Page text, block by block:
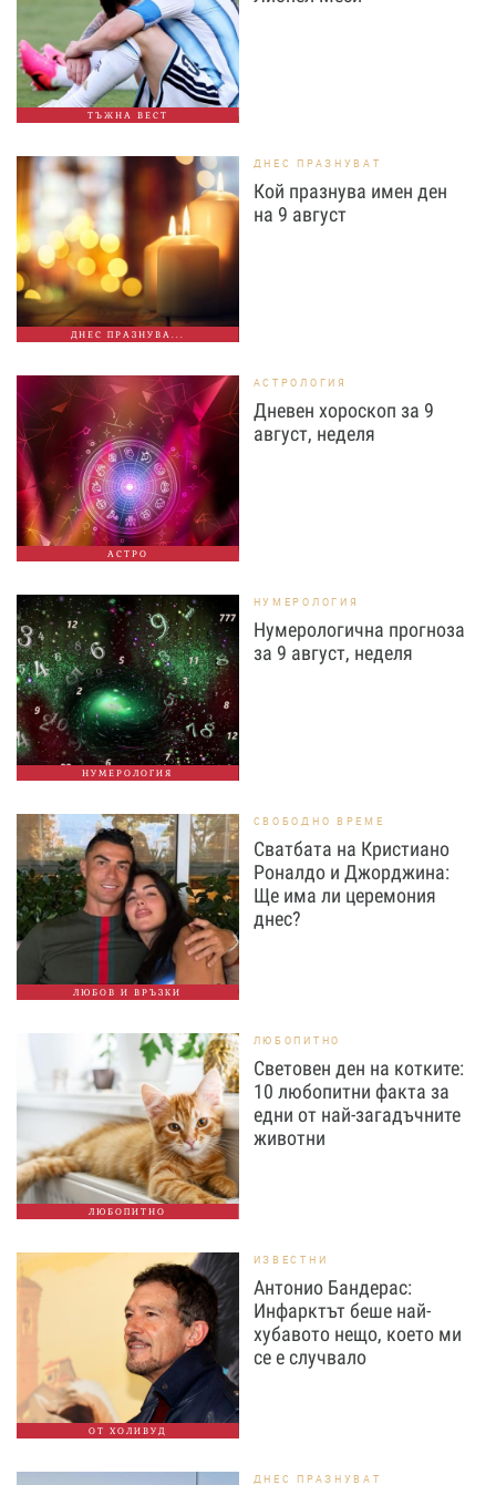
ТЪЖНА ВЕСТ
ДНЕС ПРАЗНУВА...
ДНЕС ПРАЗНУВАТ
Кой празнува имен ден
на 9 август
АСТРО
АСТРОЛОГИЯ
Дневен хороскоп за 9
август, неделя
НУМЕРОЛОГИЯ
НУМЕРОЛОГИЯ
Нумерологична прогноза
за 9 август, неделя
ЛЮБОВ И ВРЪЗКИ
СВОБОДНО ВРЕМЕ
Сватбата на Кристиано
Роналдо и Джорджина:
Ще има ли церемония
днес?
ЛЮБОПИТНО
ЛЮБОПИТНО
Световен ден на котките:
10 любопитни факта за
едни от най-загадъчните
животни
ОТ ХОЛИВУД
ИЗВЕСТНИ
Антонио Бандерас:
Инфарктът беше най-
хубавото нещо, което ми
се е случвало
ДНЕС ПРАЗНУВАТ